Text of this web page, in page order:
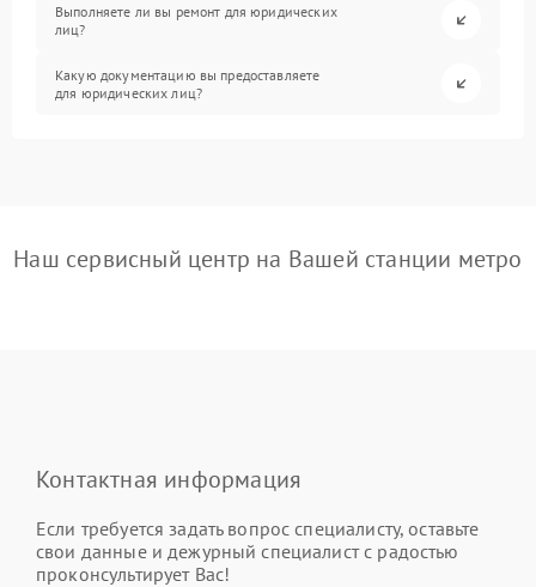
Выполняете ли вы ремонт для юридических
лиц?
Какую документацию вы предоставляете
для юридических лиц?
Наш сервисный центр на Вашей станции метро
Контактная информация
Если требуется задать вопрос специалисту, оставьте
свои данные и дежурный специалист с радостью
проконсультирует Вас!